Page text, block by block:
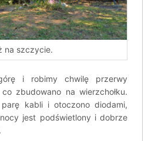
na szczycie.
i robimy chwilę przerwy
zbudowano na wierzchołku.
kabli i otoczono diodami,
jest podświetlony i dobrze